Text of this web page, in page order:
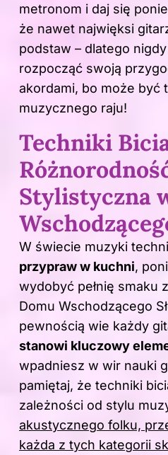
metronom i daj się
że nawet najwięksi
podstaw – dlatego
rozpocząć swoją
akordami, bo może być
muzycznego raju!
Techniki
Stylistyczna
W świecie muzyki
przypraw w kuchni,
wydobyć pełnię smaku
Domu Wschodzącego
pewnością wie każdy
stanowi kluczowy
wpadniesz w wir nauki
pamiętaj, że techniki
zależności od stylu
akustycznego folku,
każda z tych kategorii